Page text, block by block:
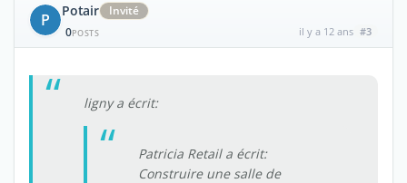
P Potair
Invité
0POSTS il y a 12 ans #3
ligny a écrit:
Patricia Retail a écrit:
Construire une salle de